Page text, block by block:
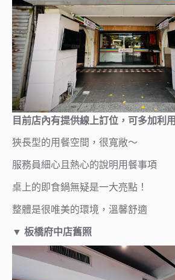
目前店內有提供線上訂位，可多加利用
狹長型的用餐空間，很寬敞～
服務員細心且熱心的說明用餐事項
桌上的即食鍋無疑是一大亮點！
整體是很唯美的環境，溫馨舒適
▼ 板橋府中店舊照